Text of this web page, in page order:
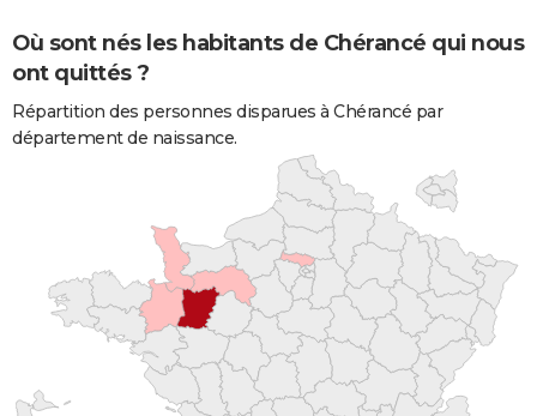
Où sont nés les habitants de Chérancé qui nous
ont quittés ?
Répartition des personnes disparues à Chérancé par
département de naissance.